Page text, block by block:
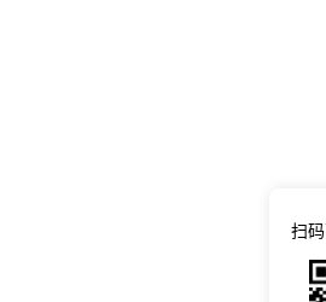
扫